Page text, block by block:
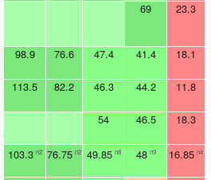
69 23.3
98.9 76.6 47.4 41.4 18.1
113.5 82.2 46.3 44.2 11.8
54 46.5 18.3
103.3 n2 76.75 n2 49.85 n8 48 n9 16.85 n4